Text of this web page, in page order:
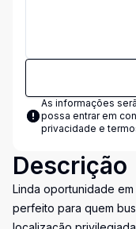
As informações
possa entrar em
privacidade e
Descrição
Linda oportunidade
perfeito para quem